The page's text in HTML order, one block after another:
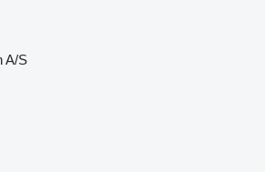
A/S